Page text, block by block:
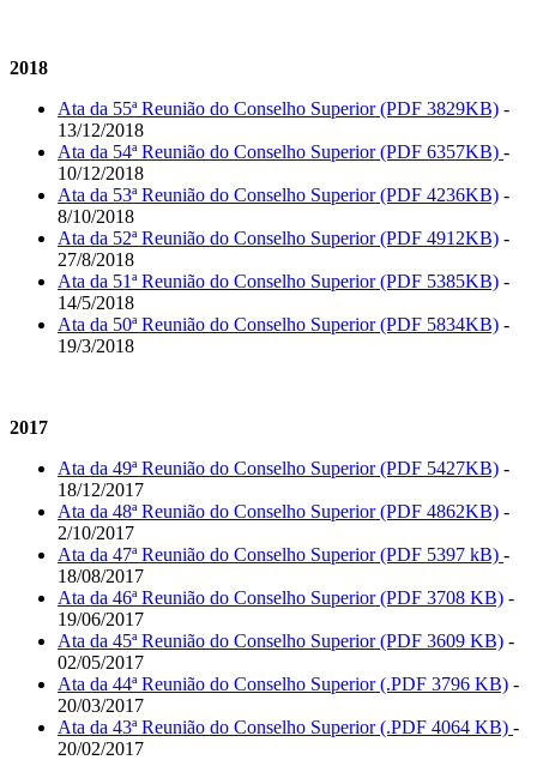
2018
Ata da 55ª Reunião do Conselho Superior (PDF 3829KB) -
13/12/2018
Ata da 54ª Reunião do Conselho Superior (PDF 6357KB) -
10/12/2018
Ata da 53ª Reunião do Conselho Superior (PDF 4236KB) -
8/10/2018
Ata da 52ª Reunião do Conselho Superior (PDF 4912KB) -
27/8/2018
Ata da 51ª Reunião do Conselho Superior (PDF 5385KB) -
14/5/2018
Ata da 50ª Reunião do Conselho Superior (PDF 5834KB) -
19/3/2018
2017
Ata da 49ª Reunião do Conselho Superior (PDF 5427KB) -
18/12/2017
Ata da 48ª Reunião do Conselho Superior (PDF 4862KB) -
2/10/2017
Ata da 47ª Reunião do Conselho Superior (PDF 5397 kB) -
18/08/2017
Ata da 46ª Reunião do Conselho Superior (PDF 3708 KB) -
19/06/2017
Ata da 45ª Reunião do Conselho Superior (PDF 3609 KB) -
02/05/2017
Ata da 44ª Reunião do Conselho Superior (.PDF 3796 KB) -
20/03/2017
Ata da 43ª Reunião do Conselho Superior (.PDF 4064 KB) -
20/02/2017